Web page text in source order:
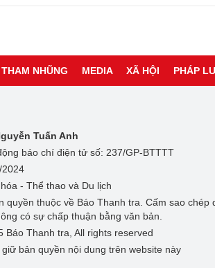
NHŨNG MEDIA XÃ HỘI PHÁP
Tuấn Anh
báo chí điện tử số: 237/GP-BTTTT
- Thể thao và Du lịch
quyền thuộc về Báo Thanh tra. Cấm sao chép
có sự chấp thuận bằng văn bản.
Báo Thanh tra, All rights reserved
bản quyền nội dung trên website này